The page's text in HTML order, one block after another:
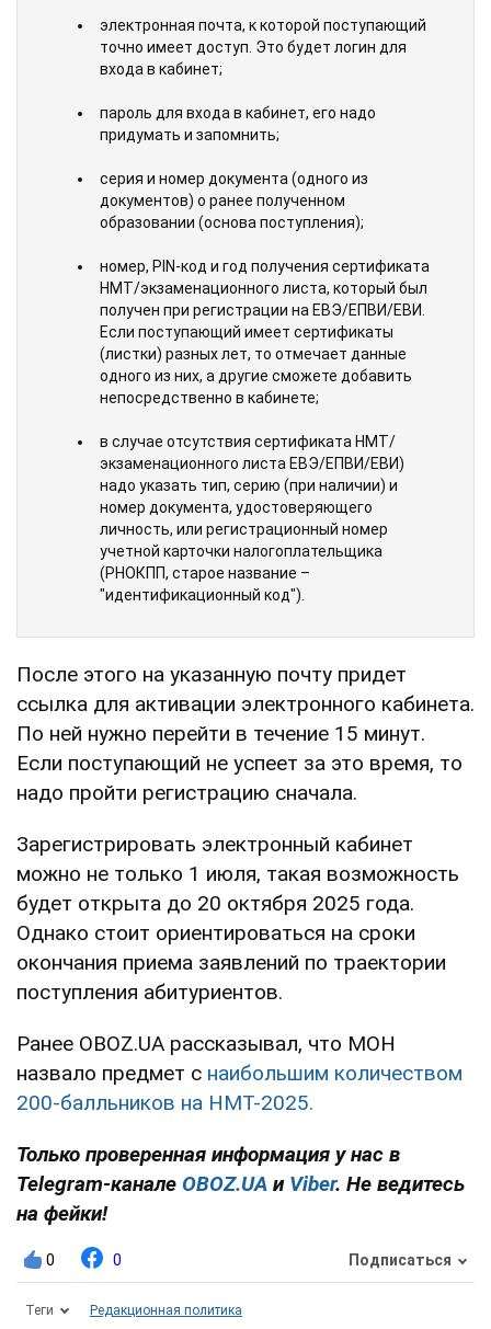
электронная почта, к которой поступающий
точно имеет доступ. Это будет логин для
входа в кабинет;
пароль для входа в кабинет, его надо
придумать и запомнить;
серия и номер документа (одного из
документов) о ранее полученном
образовании (основа поступления);
номер, PIN-код и год получения сертификата
НМТ/экзаменационного листа, который был
получен при регистрации на ЕВЭ/ЕПВИ/ЕВИ.
Если поступающий имеет сертификаты
(листки) разных лет, то отмечает данные
одного из них, а другие сможете добавить
непосредственно в кабинете;
в случае отсутствия сертификата НМТ/
экзаменационного листа ЕВЭ/ЕПВИ/ЕВИ)
надо указать тип, серию (при наличии) и
номер документа, удостоверяющего
личность, или регистрационный номер
учетной карточки налогоплательщика
(РНОКПП, старое название –
"идентификационный код").
После этого на указанную почту придет
ссылка для активации электронного кабинета.
По ней нужно перейти в течение 15 минут.
Если поступающий не успеет за это время, то
надо пройти регистрацию сначала.
Зарегистрировать электронный кабинет
можно не только 1 июля, такая возможность
будет открыта до 20 октября 2025 года.
Однако стоит ориентироваться на сроки
окончания приема заявлений по траектории
поступления абитуриентов.
Ранее OBOZ.UA рассказывал, что МОН
назвало предмет с наибольшим количеством
200-балльников на НМТ-2025.
Только проверенная информация у нас в
Telegram-канале OBOZ.UA и Viber. Не ведитесь
на фейки!
0 0 Подписаться
Теги Редакционная политика